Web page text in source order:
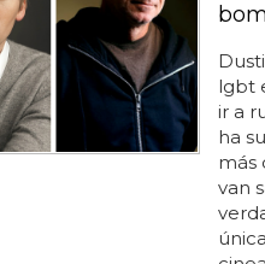
lgbt
ir a
ha
más
van